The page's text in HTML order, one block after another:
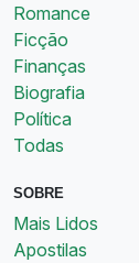
Romance
Ficção
Finanças
Biografia
Política
Todas
SOBRE
Mais Lidos
Apostilas